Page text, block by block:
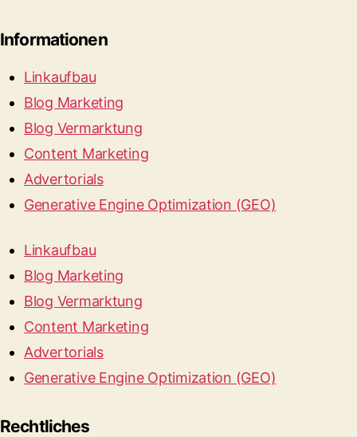
Informationen
Linkaufbau
Blog Marketing
Blog Vermarktung
Content Marketing
Advertorials
Generative Engine Optimization (GEO)
Linkaufbau
Blog Marketing
Blog Vermarktung
Content Marketing
Advertorials
Generative Engine Optimization (GEO)
Rechtliches